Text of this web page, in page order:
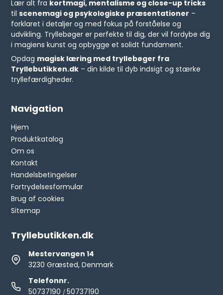
Lær alt fra kortmagi, mentalisme og close-up tricks
tilscenemagi og psykologiske præsentationer –
forklaret i detaljer og med fokus på forståelse og
udvikling. Tryllebøger er perfekte til dig, der vil fordybe dig
i magiens kunst og opbygge et solidt fundament.
Opdag magisk læring med tryllebøger fra
Tryllebutikken.dk – din kilde til dyb indsigt og stærke
tryllefærdigheder.
Navigation
Hjem
Produktkatalog
Om os
Kontakt
Handelsbetingelser
Fortrydelsesformular
Brug af cookies
Sitemap
Tryllebutikken.dk
Mestervangen 14
3230 Græsted, Denmark
Telefonnr.
50737190 /50737190